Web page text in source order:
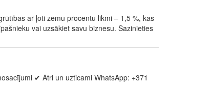
ar ļoti zemu procentu likmi – 1,5 %, kas
vai uzsākiet savu biznesu. Sazinieties
✔ Ātri un uzticami WhatsApp: +371